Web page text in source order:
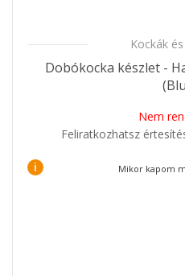
Kockák
Dobókocka készlet -
Nem
Feliratkozhatsz
i Mikor kapom